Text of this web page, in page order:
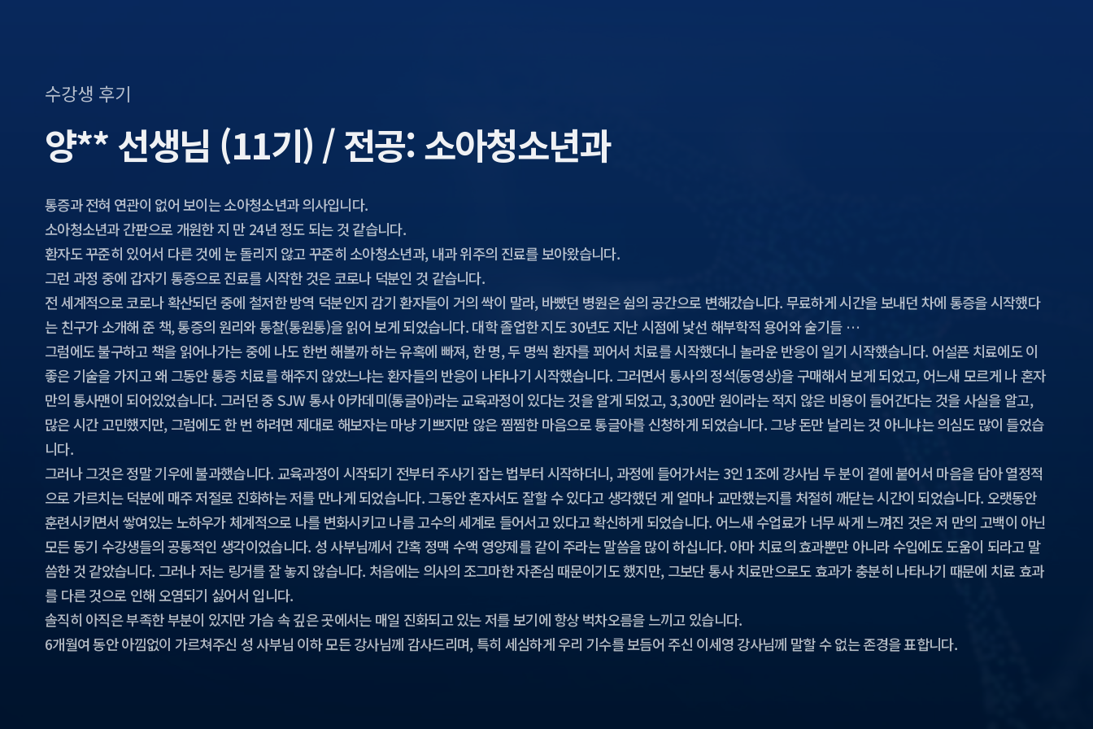
수강생 후기
양** 선생님 (11기) / 전공: 소아청소년과
통증과 전혀 연관이 없어 보이는 소아청소년과 의사입니다.
소아청소년과 간판으로 개원한 지 만 24년 정도 되는 것 같습니다.
환자도 꾸준히 있어서 다른 것에 눈 돌리지 않고 꾸준히 소아청소년과, 내과 위주의 진료를 보아왔습니다.
그런 과정 중에 갑자기 통증으로 진료를 시작한 것은 코로나 덕분인 것 같습니다.
전 세계적으로 코로나 확산되던 중에 철저한 방역 덕분인지 감기 환자들이 거의 싹이 말라, 바빴던 병원은 쉼의 공간으로 변해갔습니다. 무료하게 시간을 보내던 차에 통증을 시작했다
는 친구가 소개해 준 책, 통증의 원리와 통찰(통원통)을 읽어 보게 되었습니다. 대학 졸업한 지도 30년도 지난 시점에 낯선 해부학적 용어와 술기들 …
그럼에도 불구하고 책을 읽어나가는 중에 나도 한번 해볼까 하는 유혹에 빠져, 한 명, 두 명씩 환자를 꾀어서 치료를 시작했더니 놀라운 반응이 일기 시작했습니다. 어설픈 치료에도 이
좋은 기술을 가지고 왜 그동안 통증 치료를 해주지 않았느냐는 환자들의 반응이 나타나기 시작했습니다. 그러면서 통사의 정석(동영상)을 구매해서 보게 되었고, 어느새 모르게 나 혼자
만의 통사맨이 되어있었습니다. 그러던 중 SJW 통사 아카데미(통글아)라는 교육과정이 있다는 것을 알게 되었고, 3,300만 원이라는 적지 않은 비용이 들어간다는 것을 사실을 알고,
많은 시간 고민했지만, 그럼에도 한 번 하려면 제대로 해보자는 마냥 기쁘지만 않은 찜찜한 마음으로 통글아를 신청하게 되었습니다. 그냥 돈만 날리는 것 아니냐는 의심도 많이 들었습
니다.
그러나 그것은 정말 기우에 불과했습니다. 교육과정이 시작되기 전부터 주사기 잡는 법부터 시작하더니, 과정에 들어가서는 3인 1조에 강사님 두 분이 곁에 붙어서 마음을 담아 열정적
으로 가르치는 덕분에 매주 저절로 진화하는 저를 만나게 되었습니다. 그동안 혼자서도 잘할 수 있다고 생각했던 게 얼마나 교만했는지를 처절히 깨닫는 시간이 되었습니다. 오랫동안
훈련시키면서 쌓여있는 노하우가 체계적으로 나를 변화시키고 나름 고수의 세계로 들어서고 있다고 확신하게 되었습니다. 어느새 수업료가 너무 싸게 느껴진 것은 저 만의 고백이 아닌
모든 동기 수강생들의 공통적인 생각이었습니다. 성 사부님께서 간혹 정맥 수액 영양제를 같이 주라는 말씀을 많이 하십니다. 아마 치료의 효과뿐만 아니라 수입에도 도움이 되라고 말
씀한 것 같았습니다. 그러나 저는 링거를 잘 놓지 않습니다. 처음에는 의사의 조그마한 자존심 때문이기도 했지만, 그보단 통사 치료만으로도 효과가 충분히 나타나기 때문에 치료 효과
를 다른 것으로 인해 오염되기 싫어서 입니다.
솔직히 아직은 부족한 부분이 있지만 가슴 속 깊은 곳에서는 매일 진화되고 있는 저를 보기에 항상 벅차오름을 느끼고 있습니다.
6개월여 동안 아낌없이 가르쳐주신 성 사부님 이하 모든 강사님께 감사드리며, 특히 세심하게 우리 기수를 보듬어 주신 이세영 강사님께 말할 수 없는 존경을 표합니다.